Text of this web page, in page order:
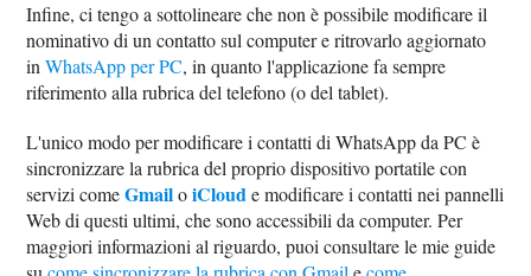
Infine, ci tengo a sottolineare che non è possibile modificare il
nominativo di un contatto sul computer e ritrovarlo aggiornato
inWhatsApp per PC, in quanto l'applicazione fa sempre
riferimento alla rubrica del telefono (o del tablet).
L'unico modo per modificare i contatti di WhatsApp da PC è
sincronizzare la rubrica del proprio dispositivo portatile con
servizi comeGmailoiCloude modificare i contatti nei pannelli
Web di questi ultimi, che sono accessibili da computer. Per
maggiori informazioni al riguardo, puoi consultare le mie guide